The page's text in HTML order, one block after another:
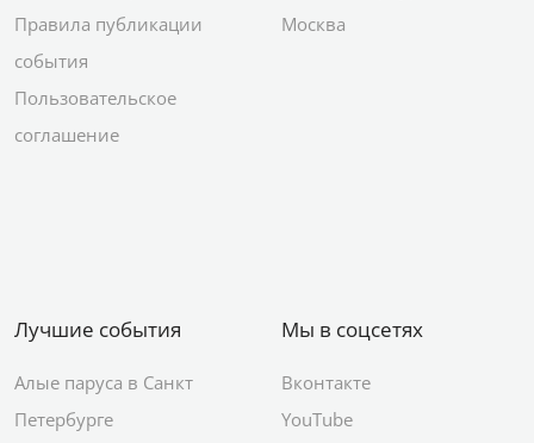
Правила публикации
события
Пользовательское
соглашение
Москва
Лучшие события
Алые паруса в Санкт
Петербурге
Мы в соцсетях
Вконтакте
YouTube